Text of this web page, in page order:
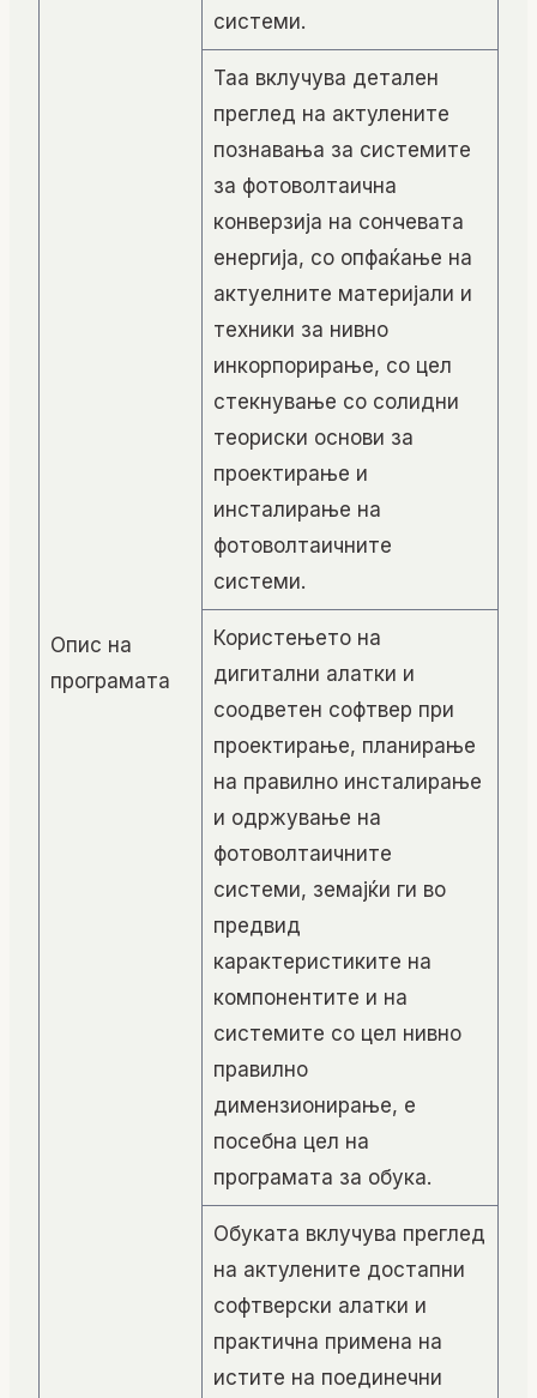
Опис на
програмата
системи.
Таа вклучува детален
преглед на актулените
познавања за системите
за фотоволтаична
конверзија на сончевата
енергија, со опфаќање на
актуелните материјали и
техники за нивно
инкорпорирање, со цел
стекнување со солидни
теориски основи за
проектирање и
инсталирање на
фотоволтаичните
системи.
Користењето на
дигитални алатки и
соодветен софтвер при
проектирање, планирање
на правилно инсталирање
и одржување на
фотоволтаичните
системи, земајќи ги во
предвид
карактеристиките на
компонентите и на
системите со цел нивно
правилно
димензионирање, е
посебна цел на
програмата за обука.
Обуката вклучува преглед
на актулените достапни
софтверски алатки и
практична примена на
истите на поединечни